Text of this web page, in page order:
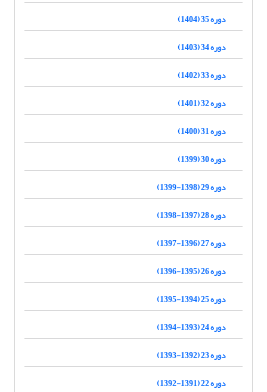
دوره 35 (1404)
دوره 34 (1403)
دوره 33 (1402)
دوره 32 (1401)
دوره 31 (1400)
دوره 30 (1399)
دوره 29 (1398-1399)
دوره 28 (1397-1398)
دوره 27 (1396-1397)
دوره 26 (1395-1396)
دوره 25 (1394-1395)
دوره 24 (1393-1394)
دوره 23 (1392-1393)
دوره 22 (1391-1392)